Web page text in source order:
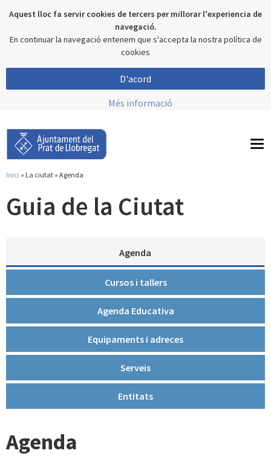
Aquest lloc fa servir cookies de tercers per millorar l'experiencia de
navegació.
En continuar la navegació entenem que s'accepta la nostra política de
cookies
D'acord
Més informació
Inici » La ciutat » Agenda
Guia de la Ciutat
Agenda
Cursos i tallers
Agenda Educativa
Equipaments i adreces
Serveis
Entitats
Agenda